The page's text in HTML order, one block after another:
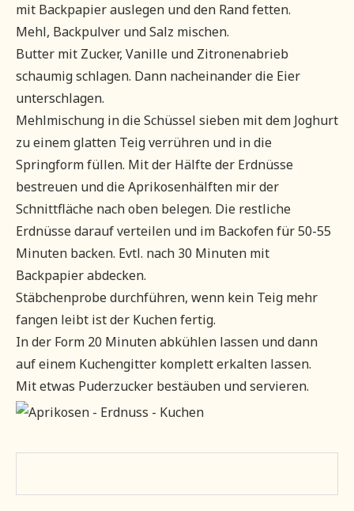
mit Backpapier auslegen und den Rand fetten.
Mehl, Backpulver und Salz mischen.
Butter mit Zucker, Vanille und Zitronenabrieb
schaumig schlagen. Dann nacheinander die Eier
unterschlagen.
Mehlmischung in die Schüssel sieben mit dem Joghurt
zu einem glatten Teig verrühren und in die
Springform füllen. Mit der Hälfte der Erdnüsse
bestreuen und die Aprikosenhälften mir der
Schnittfläche nach oben belegen. Die restliche
Erdnüsse darauf verteilen und im Backofen für 50-55
Minuten backen. Evtl. nach 30 Minuten mit
Backpapier abdecken.
Stäbchenprobe durchführen, wenn kein Teig mehr
fangen leibt ist der Kuchen fertig.
In der Form 20 Minuten abkühlen lassen und dann
auf einem Kuchengitter komplett erkalten lassen.
Mit etwas Puderzucker bestäuben und servieren.